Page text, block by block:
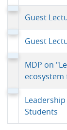
Guest
Guest
MDP on
Students